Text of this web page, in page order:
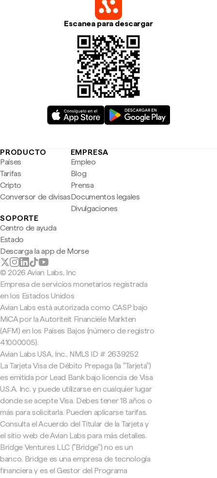
Escanea para descargar
PRODUCTO
Países
Tarifas
Cripto
Conversor de divisas
EMPRESA
Empleo
Blog
Prensa
Documentos legales
Divulgaciones
SOPORTE
Centro de ayuda
Estado
Descarga la app de Morse
© 2026 Avian Labs, Inc
Empresa de servicios monetarios registrada
en los Estados Unidos
Avian Labs está autorizada como CASP bajo
MiCA por la Autoriteit Financiële Markten
(AFM) en los Países Bajos (número de registro
41000005).
Avian Labs USA, Inc., NMLS ID # 2639252
La Tarjeta Visa de Débito Prepaga (la "Tarjeta")
es emitida por Lead Bank bajo licencia de Visa
U.S.A. Inc. y puede utilizarse en cualquier lugar
donde se acepte Visa. Debes tener 18 años o
más para solicitarla. Pueden aplicarse tarifas.
Consulta el Acuerdo del Titular de la Tarjeta y
el sitio web de Avian Labs para más detalles.
Bridge Ventures LLC ("Bridge") no es un
banco. Bridge es una empresa de tecnología
financiera y es el Gestor del Programa